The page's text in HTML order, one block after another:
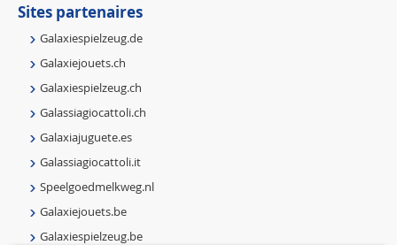
Sites partenaires
Galaxiespielzeug.de
Galaxiejouets.ch
Galaxiespielzeug.ch
Galassiagiocattoli.ch
Galaxiajuguete.es
Galassiagiocattoli.it
Speelgoedmelkweg.nl
Galaxiejouets.be
Galaxiespielzeug.be